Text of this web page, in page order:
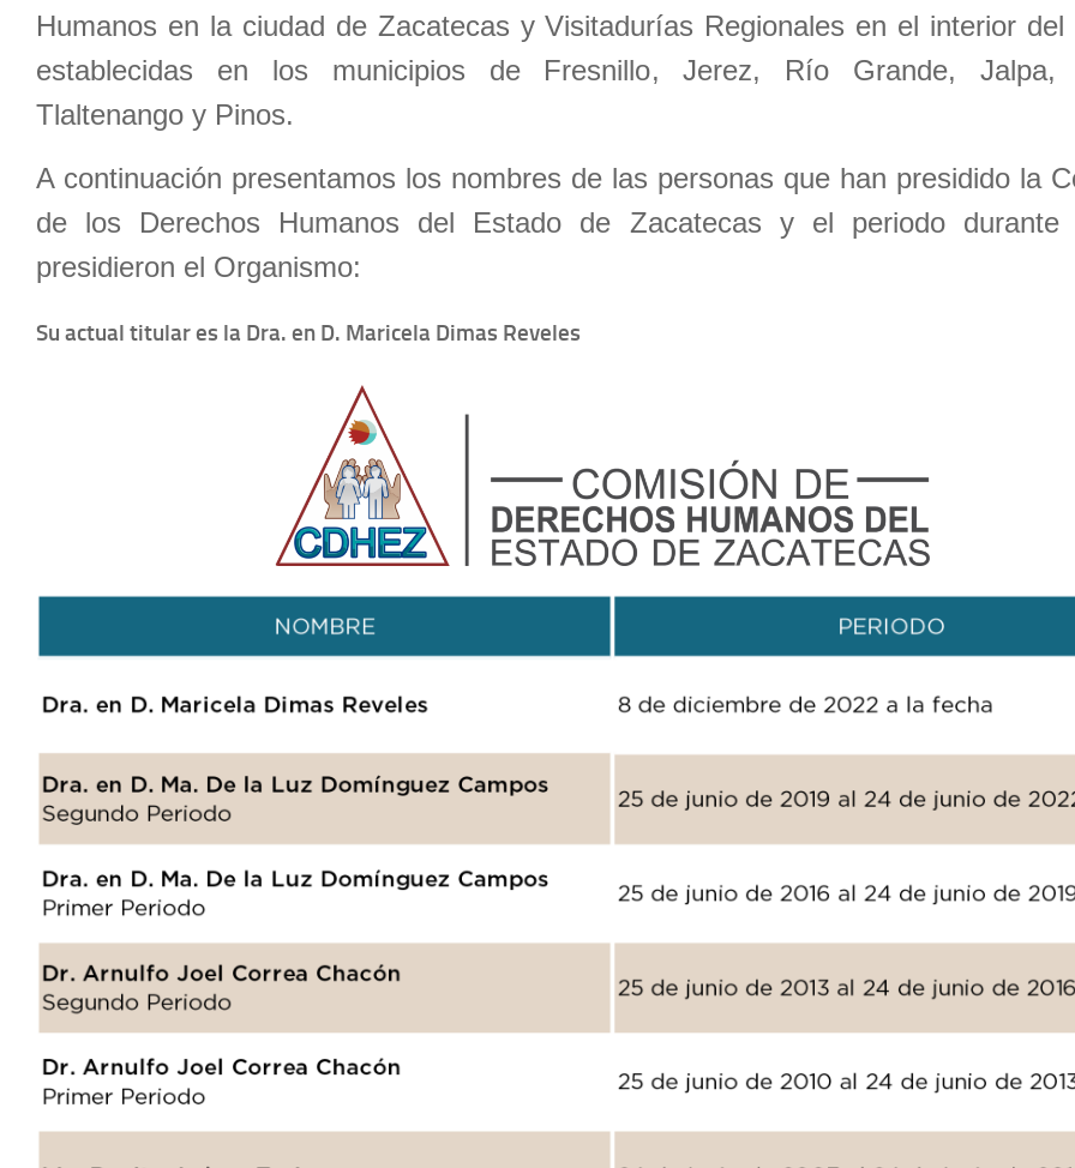
Humanos en la ciudad de Zacatecas y Visitadurías Regionales en el interior del
establecidas en los municipios de Fresnillo, Jerez, Río Grande, Jalpa,
Tlaltenango y Pinos.
A continuación presentamos los nombres de las personas que han presidido la
de los Derechos Humanos del Estado de Zacatecas y el periodo durante
presidieron el Organismo:
Su actual titular es la Dra. en D. Maricela Dimas Reveles